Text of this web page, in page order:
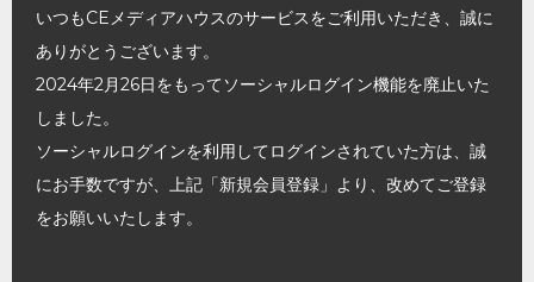
いつもCEメディアハウスのサービスをご利用いただき、誠に
ありがとうございます。
2024年2月26日をもってソーシャルログイン機能を廃止いた
しました。
ソーシャルログインを利用してログインされていた方は、誠
にお手数ですが、上記「新規会員登録」より、改めてご登録
をお願いいたします。